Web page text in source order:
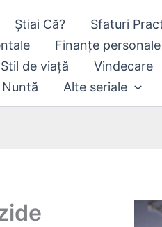
Știai Că? Sfaturi
Finanțe personale
de viață Vindecare
Alte seriale